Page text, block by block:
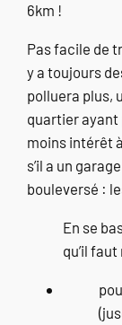
6km !
Pas facile de
y a toujours
polluera plus,
quartier ayant
moins intérêt
s’il a un
bouleversé :
En se
qu’il